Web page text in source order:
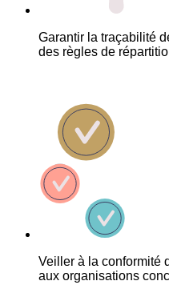
Garantir la traçabilité
des règles de
Veiller à la conformité
aux organisations